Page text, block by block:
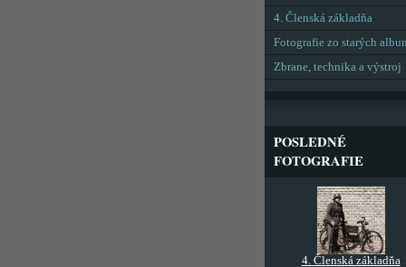
4. Členská základňa
Fotografie zo starých
Zbrane, technika a výstroj
POSLEDNÉ
FOTOGRAFIE
4. Členská základňa